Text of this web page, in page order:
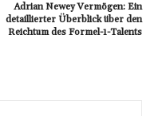
Adrian Newey Vermögen: Ein
detaillierter Überblick über den
Reichtum des Formel-1-Talents